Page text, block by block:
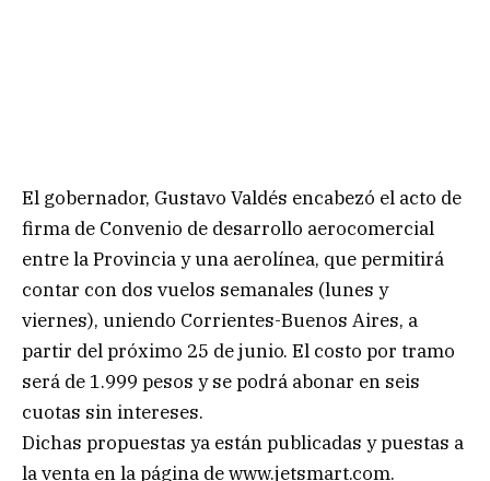
El gobernador, Gustavo Valdés encabezó el acto de
firma de Convenio de desarrollo aerocomercial
entre la Provincia y una aerolínea, que permitirá
contar con dos vuelos semanales (lunes y
viernes), uniendo Corrientes-Buenos Aires, a
partir del próximo 25 de junio. El costo por tramo
será de 1.999 pesos y se podrá abonar en seis
cuotas sin intereses.
Dichas propuestas ya están publicadas y puestas a
la venta en la página de www.jetsmart.com.